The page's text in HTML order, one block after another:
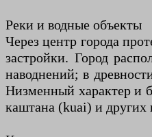
Реки и водные объекты
Через центр города
застройки. Город
наводнений; в
Низменный характер и
каштана (kuai) и других